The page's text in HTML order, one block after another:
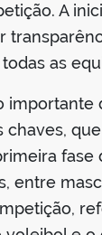
A
as
importante
chaves,
fase
entre